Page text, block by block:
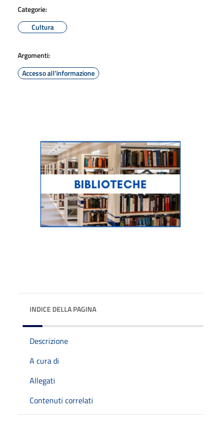
Categorie:
Cultura
Argomenti:
Accesso all'informazione
INDICE DELLA PAGINA
Descrizione
A cura di
Allegati
Contenuti correlati